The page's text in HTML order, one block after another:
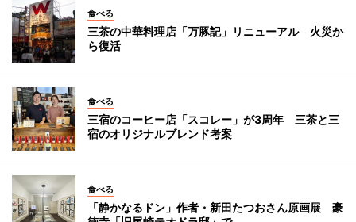
食べる
三茶の中華料理店「万豚記」リニューアル 火災か
ら復活
食べる
三宿のコーヒー店「スコレー」が3周年 三茶と三
宿のオリジナルブレンド考案
食べる
「静かなるドン」作者・新田たつおさん原画展 豪